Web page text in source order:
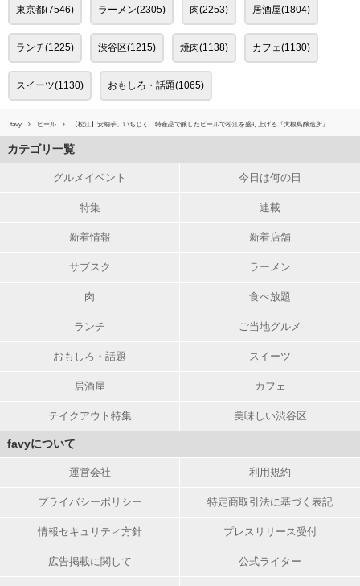
東京都(7546) ラーメン(2305) 肉(2253) 居酒屋(1804)
ランチ(1225) 渋谷区(1215) 焼肉(1138) カフェ(1130)
スイーツ(1130) おもしろ・話題(1065)
favy ビール 【松江】安納芋、いちじく…特産品で醸したビールで松江を盛り上げる『大根島醸造所』
カテゴリ一覧
グルメイベント 今日は何の日
特集 連載
新着情報 新着店舗
サブスク ラーメン
肉 食べ放題
ランチ ご当地グルメ
おもしろ・話題 スイーツ
居酒屋 カフェ
テイクアウト特集 美味しい渋谷区
favyについて
運営会社 利用規約
プライバシーポリシー 特定商取引法に基づく表記
情報セキュリティ方針 プレスリリース受付
広告掲載に関して 公式ライター